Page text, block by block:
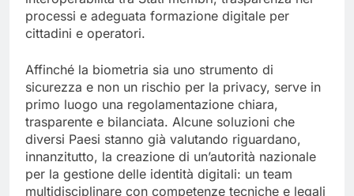
processi e adeguata formazione digitale per
cittadini e operatori.
Affinché la biometria sia uno strumento di
sicurezza e non un rischio per la privacy, serve in
primo luogo una regolamentazione chiara,
trasparente e bilanciata. Alcune soluzioni che
diversi Paesi stanno già valutando riguardano,
innanzitutto, la creazione di un’autorità nazionale
per la gestione delle identità digitali: un team
multidisciplinare con competenze tecniche e legali